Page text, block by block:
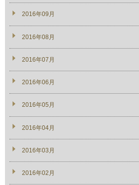
2016年09月
2016年08月
2016年07月
2016年06月
2016年05月
2016年04月
2016年03月
2016年02月